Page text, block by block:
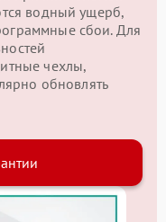
водный ущерб,
сбои. Для
чехлы,
обновлять